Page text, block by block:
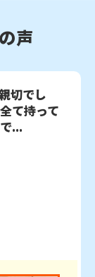
声
切でし
て持って
...